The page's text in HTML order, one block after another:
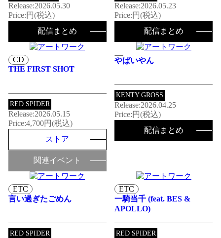
Release:2026.05.30
Price:円(税込)
配信まとめ
Release:2026.05.23
Price:円(税込)
配信まとめ
CD
THE FIRST SHOT
RED SPIDER
Release:2026.05.15
Price:4,700円(税込)
ストア
関連イベント
やばいやん
KENTY GROSS
Release:2026.04.25
Price:円(税込)
配信まとめ
ETC
言い過ぎたごめん
RED SPIDER
ETC
一騎当千 (feat. BES &
APOLLO)
RED SPIDER